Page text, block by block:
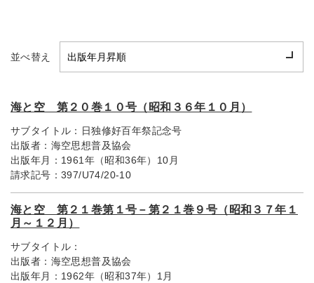
並べ替え
海と空 第２０巻１０号（昭和３６年１０月）
サブタイトル： 日独修好百年祭記念号
出版者： 海空思想普及協会
出版年月： 1961年（昭和36年）10月
請求記号： 397/U74/20-10
海と空 第２１巻第１号－第２１巻９号（昭和３７年１
月～１２月）
サブタイトル：
出版者： 海空思想普及協会
出版年月： 1962年（昭和37年）1月